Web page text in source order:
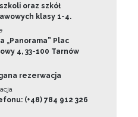
oraz szkół
klasy 1-4.
„Panorama” Plac
4, 33-100 Tarnów
rezerwacja
(+48) 784 912 326